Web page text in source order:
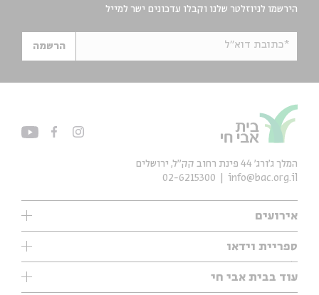
הירשמו לניוזלטר שלנו וקבלו עדכונים ישר למייל
*כתובת דוא"ל הרשמה
אירועים
אנגלית
מיוחדים
ספריית וידאו
עוד בבית אבי חי
המלך ג'ורג' 44 פינת רחוב קק״ל, ירושלים
info@bac.org.il
02-6215300